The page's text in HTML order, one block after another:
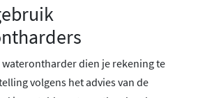
waterontharder dien je rekening te
volgens het advies van de